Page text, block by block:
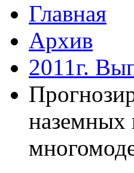
Главная
Архив
2011г.
наземных